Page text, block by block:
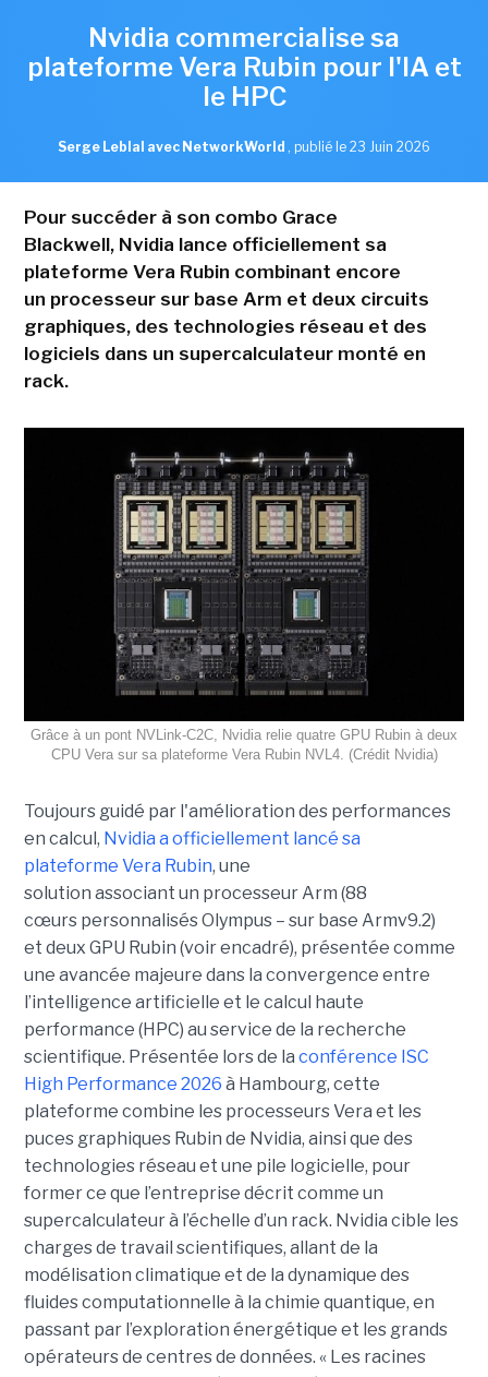
Nvidia commercialise sa
plateforme Vera Rubin pour l'IA et
le HPC
Serge Leblal avec NetworkWorld , publié le 23 Juin 2026
Pour succéder à son combo Grace
Blackwell, Nvidia lance officiellement sa
plateforme Vera Rubin combinant encore
un processeur sur base Arm et deux circuits
graphiques, des technologies réseau et des
logiciels dans un supercalculateur monté en
rack.
Grâce à un pont NVLink-C2C, Nvidia relie quatre GPU Rubin à deux
CPU Vera sur sa plateforme Vera Rubin NVL4. (Crédit Nvidia)
Toujours guidé par l'amélioration des performances
en calcul, Nvidia a officiellement lancé sa
plateforme Vera Rubin, une
solution associant un processeur Arm (88
cœurs personnalisés Olympus – sur base Armv9.2)
et deux GPU Rubin (voir encadré), présentée comme
une avancée majeure dans la convergence entre
l’intelligence artificielle et le calcul haute
performance (HPC) au service de la recherche
scientifique. Présentée lors de la conférence ISC
High Performance 2026 à Hambourg, cette
plateforme combine les processeurs Vera et les
puces graphiques Rubin de Nvidia, ainsi que des
technologies réseau et une pile logicielle, pour
former ce que l’entreprise décrit comme un
supercalculateur à l’échelle d’un rack. Nvidia cible les
charges de travail scientifiques, allant de la
modélisation climatique et de la dynamique des
fluides computationnelle à la chimie quantique, en
passant par l’exploration énergétique et les grands
opérateurs de centres de données. « Les racines